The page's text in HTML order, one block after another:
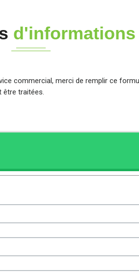
d'informations
commercial, merci de remplir ce
être traitées.